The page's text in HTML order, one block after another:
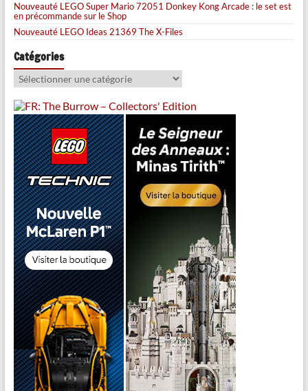
Nouveauté LEGO Super Mario 72051 Donkey Kong Arcade : le set est
en précommande sur le Shop
Nouveauté LEGO Ideas 21369 The X-Files
Catégories
Catégories